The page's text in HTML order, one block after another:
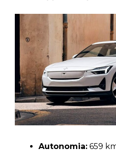
Autonomia: 659